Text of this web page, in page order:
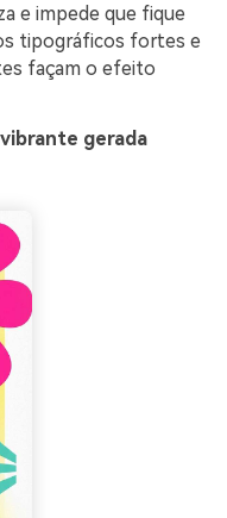
e impede que fique
tipográficos fortes e
façam o efeito
gerada